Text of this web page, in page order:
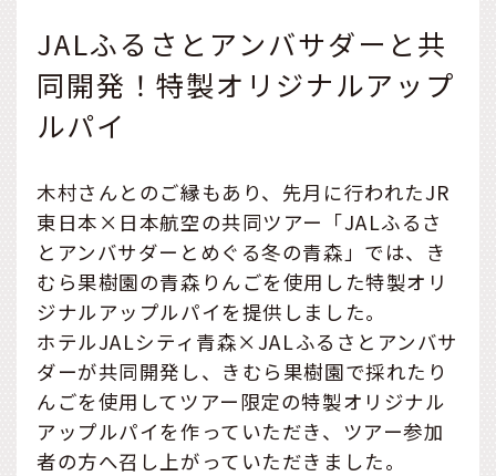
JALふるさとアンバサダーと共
同開発！特製オリジナルアップ
ルパイ
木村さんとのご縁もあり、先月に行われたJR
東日本×日本航空の共同ツアー「JALふるさ
とアンバサダーとめぐる冬の青森」では、き
むら果樹園の青森りんごを使用した特製オリ
ジナルアップルパイを提供しました。
ホテルJALシティ青森×JALふるさとアンバサ
ダーが共同開発し、きむら果樹園で採れたり
んごを使用してツアー限定の特製オリジナル
アップルパイを作っていただき、ツアー参加
者の方へ召し上がっていただきました。